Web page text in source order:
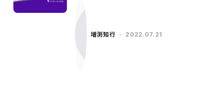
増渕知行 2022.07.21